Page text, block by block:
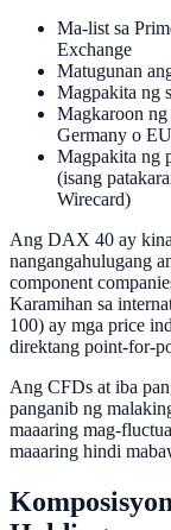
Ma-list sa
Exchange
Matugunan
Magpakita ng
Magkaroon ng
Germany o
Magpakita ng
(isang
Wirecard)
Ang DAX 40 ay
nangangahulugang
component
Karamihan sa
100) ay mga price
direktang point-for-
Ang CFDs at iba
panganib ng
maaaring mag-
maaaring hindi